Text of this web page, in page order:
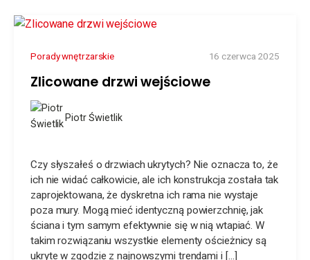
Porady wnętrzarskie 16 czerwca 2025
Zlicowane drzwi wejściowe
Piotr Świetlik
Czy słyszałeś o drzwiach ukrytych? Nie oznacza to, że
ich nie widać całkowicie, ale ich konstrukcja została tak
zaprojektowana, że dyskretna ich rama nie wystaje
poza mury. Mogą mieć identyczną powierzchnię, jak
ściana i tym samym efektywnie się w nią wtapiać. W
takim rozwiązaniu wszystkie elementy ościeżnicy są
ukryte w zgodzie z najnowszymi trendami i […]